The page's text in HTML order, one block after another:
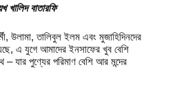
খালিদ বাতারফি
উলামা, তালিবুল ইলম এবং মুজাহিদিনদের
এ যুগে আমাদের ইনসাফের খুব বেশি
যার পুণ্যের পরিমাণ বেশি আর মন্দের